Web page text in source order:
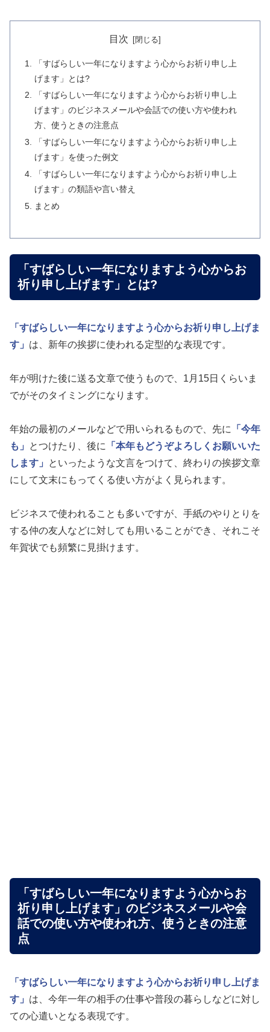
目次
「すばらしい一年になりますよう心からお祈り申し上
げます」とは?
「すばらしい一年になりますよう心からお祈り申し上
げます」のビジネスメールや会話での使い方や使われ
方、使うときの注意点
「すばらしい一年になりますよう心からお祈り申し上
げます」を使った例文
「すばらしい一年になりますよう心からお祈り申し上
げます」の類語や言い替え
まとめ
「すばらしい一年になりますよう心からお
祈り申し上げます」とは?
「すばらしい一年になりますよう心からお祈り申し上げま
す」 は、新年の挨拶に使われる定型的な表現です。
年が明けた後に送る文章で使うもので、1月15日くらいま
でがそのタイミングになります。
年始の最初のメールなどで用いられるもので、先に
「今年
も」
とつけたり、後に
「本年もどうぞよろしくお願いいた
します」
といったような文言をつけて、終わりの挨拶文章
にして文末にもってくる使い方がよく見られます。
ビジネスで使われることも多いですが、手紙のやりとりを
する仲の友人などに対しても用いることができ、それこそ
年賀状でも頻繁に見掛けます。
「すばらしい一年になりますよう心からお
祈り申し上げます」のビジネスメールや会
話での使い方や使われ方、使うときの注意
点
「すばらしい一年になりますよう心からお祈り申し上げま
す」 は、今年一年の相手の仕事や普段の暮らしなどに対し
ての心遣いとなる表現です。